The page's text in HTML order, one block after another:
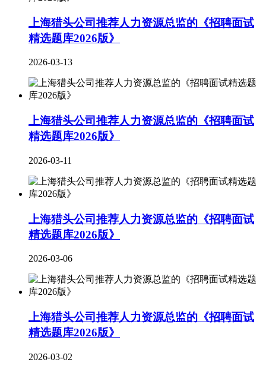
上海猎头公司推荐人力资源总监的《招聘面试
精选题库2026版》
2026-03-13
上海猎头公司推荐人力资源总监的《招聘面试
精选题库2026版》
2026-03-11
上海猎头公司推荐人力资源总监的《招聘面试
精选题库2026版》
2026-03-06
上海猎头公司推荐人力资源总监的《招聘面试
精选题库2026版》
2026-03-02